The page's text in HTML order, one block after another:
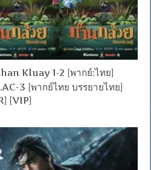
Kluay 1-2 [พากย์:ไทย]
3 [พากย์ไทย บรรยายไทย]
[VIP]